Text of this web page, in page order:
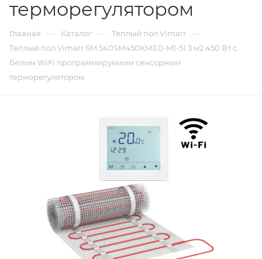
терморегулятором
Главная — Каталог — Теплый пол Vimarr —
Теплый пол Vimarr SM 540SM450KM3.0-M1-51 3 м2 450 Вт с
белым WiFi программируемым сенсорным
терморегулятором